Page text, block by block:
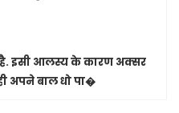
है. इसी आलस्य के कारण अक्सर
अपने बाल धो पा�